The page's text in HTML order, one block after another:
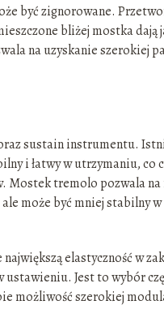
być zignorowane.
bliżej mostka dają
na uzyskanie szerokiej
sustain instrumentu.
i łatwy w utrzymaniu, co
Mostek tremolo pozwala
może być mniej stabilny
elastyczność w
Jest to wybór
możliwość szerokiej